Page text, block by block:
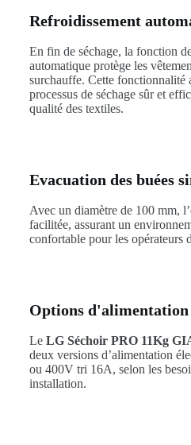
Refroidissement
En fin de séchage, la fonction
automatique protège les
surchauffe. Cette fonctionnalité
processus de séchage sûr et
qualité des textiles.
Evacuation des buées
Avec un diamètre de 100 mm,
facilitée, assurant un
confortable pour les opérateurs
Options d'alimentation
Le LG Séchoir PRO 11Kg
deux versions d’alimentation
ou 400V tri 16A, selon les
installation.